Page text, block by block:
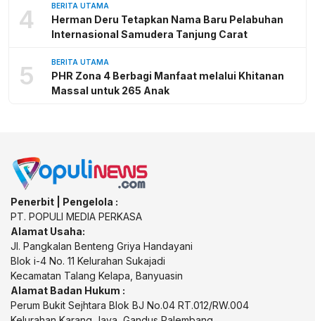
4 BERITA UTAMA
Herman Deru Tetapkan Nama Baru Pelabuhan
Internasional Samudera Tanjung Carat
5 BERITA UTAMA
PHR Zona 4 Berbagi Manfaat melalui Khitanan
Massal untuk 265 Anak
Penerbit | Pengelola :
PT. POPULI MEDIA PERKASA
Alamat Usaha:
Jl. Pangkalan Benteng Griya Handayani
Blok i-4 No. 11 Kelurahan Sukajadi
Kecamatan Talang Kelapa, Banyuasin
Alamat Badan Hukum :
Perum Bukit Sejhtara Blok BJ No.04 RT.012/RW.004